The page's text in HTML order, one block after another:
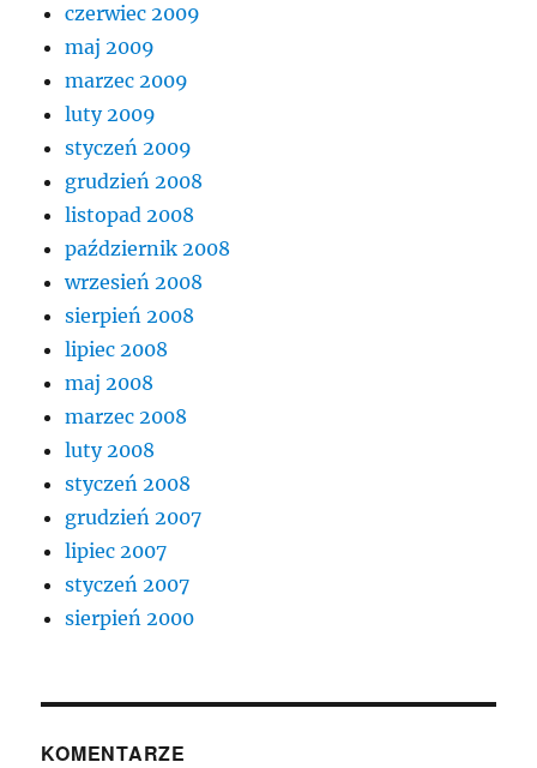
czerwiec 2009
maj 2009
marzec 2009
luty 2009
styczeń 2009
grudzień 2008
listopad 2008
październik 2008
wrzesień 2008
sierpień 2008
lipiec 2008
maj 2008
marzec 2008
luty 2008
styczeń 2008
grudzień 2007
lipiec 2007
styczeń 2007
sierpień 2000
KOMENTARZE